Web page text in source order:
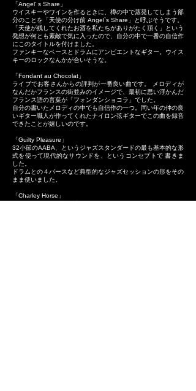
「Angel’ s Share」
ウイスキーやワインを作るときに、樽の中で蒸発してしまう部
分のことを「天使の分け前 Angel`s Share」と呼ぶそうです。
「天使が残してくれたお酒を私たちがありがたく頂く」という
発想が何とも素敵で気に入ったので、自分の中で一番の自信作
にこのタイトルを付けました。
ファンキーなベースとドラムにアンビエントなギター。ウイス
キーのロックなんかが合いそうな。
「Fondant au Chocolat」
ライブでお客さんからの評判が一番良い曲です。 メロディが
なんだかフランスの街並みのイメージで、最初に思い浮かんだ
フランス語の言葉が「フォンダンショコラ」でした。
自分の書いたメロディの中でも自信作の一つ。同い年の仲の良
いギター職人が作ってくれたナイロン弦ギターでこの曲を録音
できたことが嬉しいのです。
「Guilty Pleasure」
32小節のAABA、というジャズスタンダードの最も基本的な形
式を使って現代的なサウンドを、というコンセプトで 書きま
した。
ドラムとの４バースなど典型的なジャズセッションの形をその
まま使いました。
「Charley Horse」